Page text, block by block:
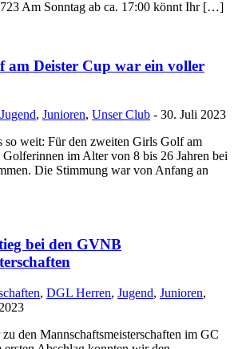
Am Sonntag ab ca. 17:00 könnt Ihr […]
am Deister Cup war ein voller
Jugend, Junioren, Unser Club - 30. Juli 2023
so weit: Für den zweiten Girls Golf am
im Alter von 8 bis 26 Jahren bei
Die Stimmung war von Anfang an
bei den GVNB
, DGL Herren, Jugend, Junioren,
den Mannschaftsmeisterschaften im GC